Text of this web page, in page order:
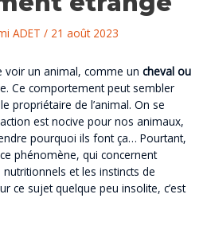
ADET / 21 août 2023
voir un animal, comme un cheval ou
Ce comportement peut sembler
propriétaire de l’animal. On se
est nocive pour nos animaux,
pourquoi ils font ça… Pourtant,
phénomène, qui concernent
et les instincts de
ce sujet quelque peu insolite, c’est